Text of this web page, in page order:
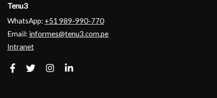
Tenu3
WhatsApp: +51 989-990-770
Email: informes@tenu3.com.pe
Intranet